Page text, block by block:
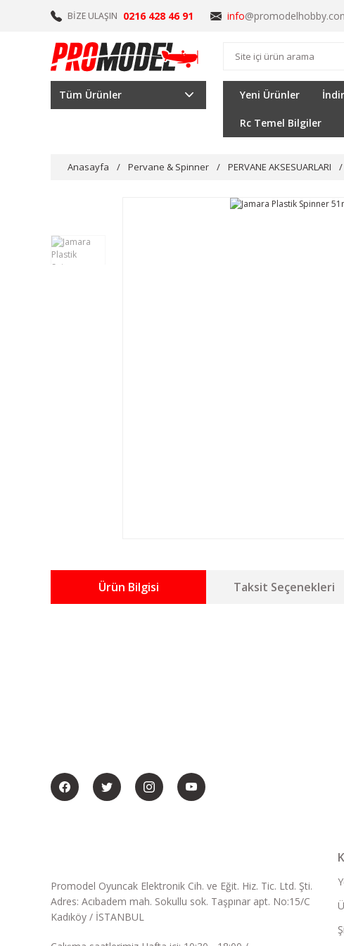
BİZE ULAŞIN 0216 428 46 91 info
Tüm Ürünler Yeni Ürünler
Rc Temel Bilgiler
Anasayfa Pervane & Spinner PERVANE AKSESUARLARI
Ürün Bilgisi Taksit Seçenekleri
Promodel Oyuncak Elektronik Cih. ve Eğit. Hiz. Tic. Ltd. Şti.
Adres: Acıbadem mah. Sokullu sok. Taşpınar apt. No:15/C
Kadıköy / İSTANBUL